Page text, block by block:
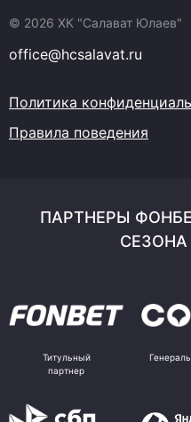
© 2026 ХК "Салават Юлаев"
office@hcsalavat.ru
Политика
Правила поведения
ПАРТНЕРЫ
СЕЗОНА
Титульный
партнер